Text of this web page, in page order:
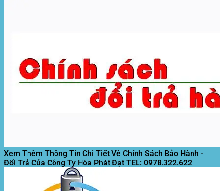
Xem Thêm Thông Tin Chi Tiết Về Chính Sách Bảo Hành -
Đổi Trả Của Công Ty Hòa Phát Đạt TEL: 0978.322.622